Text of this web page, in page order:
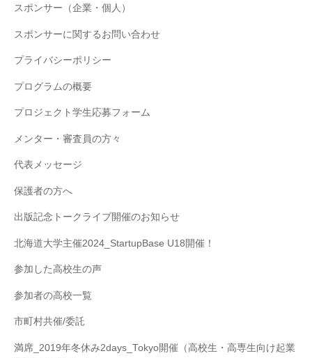
スポンサー（企業・個人）
スポンサーに関するお問い合わせ
プライバシーポリシー
プログラムの概要
プロジェクト学生応募フォーム
メンター・審査員の方々
代表メッセージ
保護者の方へ
出版記念トークライブ開催のお知らせ
北海道大学主催2024_StartupBase U18開催！
参加した高校生の声
参加者の高校一覧
市町村共催/委託
満席_2019年冬休み2days_Tokyo開催（高校生・高専生向け起業